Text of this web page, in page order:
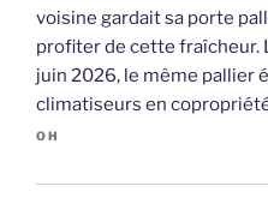
voisine gardait sa porte
profiter de cette fraîcheur.
juin 2026, le même pallier
climatiseurs en
OH